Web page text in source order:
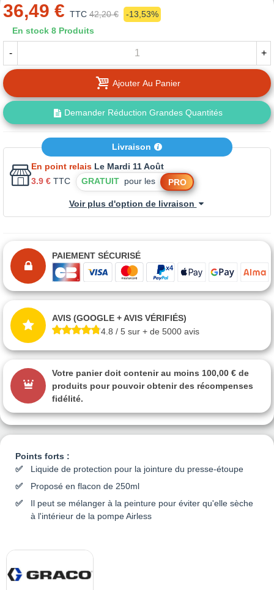
Points forts :
Liquide de protection pour la jointure du presse-étoupe
Proposé en flacon de 250ml
Il peut se mélanger à la peinture pour éviter qu'elle sèche
à l'intérieur de la pompe Airless
36,49 € TTC 42,20 €
-13,53%
En stock 8 Produits
- +
Ajouter Au Panier
Demander Réduction Grandes Quantités
Livraison
En point relais Le Mardi 11 Août
3.9 € TTC GRATUIT pour les PRO
Voir plus d'option de livraison
PAIEMENT SÉCURISÉ
AVIS (GOOGLE + AVIS VÉRIFIÉS)
4.8 / 5 sur + de 5000 avis
Votre panier doit contenir au moins 100,00 € de
produits pour pouvoir obtenir des récompenses
fidélité.